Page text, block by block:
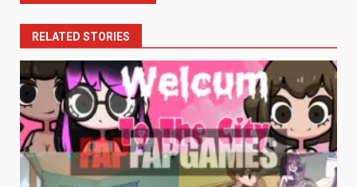
RELATED STORIES